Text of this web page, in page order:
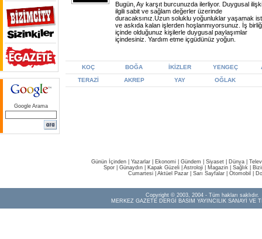
Google Arama
Bugün, Ay karşıt burcunuzda ilerliyor. Duygusal
ilgili sabit ve sağlam değerler üzerinde
duracaksınız.Uzun soluklu yoğunluklar yaşamak
ve askıda kalan işlerden hoşlanmıyorsunuz. İş
içinde olduğunuz kişilerle duygusal paylaşımlar
içindesiniz. Yardım etme içgüdünüz yoğun.
KOÇ BOĞA İKİZLER YENGEÇ
TERAZİ
AKREP YAY OĞLAK
Günün İçinden Yazarlar Ekonomi Gündem Siyaset Dünya |
Spor
Günaydın Kapak Güzeli Astroloji Magazin Sağlık
Cumartesi| Aktüel Pazar| Sarı Sayfalar| Otomobil
Copyright © 2003, 2004 - Tüm hakları saklıdır.
MERKEZ GAZETE DERGİ BASIM YAYINCILIK SANAYİ VE